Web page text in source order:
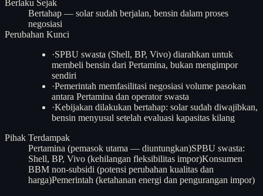
Berlaku Sejak
Bertahap — solar sudah berjalan, bensin dalam proses
negosiasi
Perubahan Kunci
·SPBU swasta (Shell, BP, Vivo) diarahkan untuk
membeli bensin dari Pertamina, bukan mengimpor
sendiri
·Pemerintah memfasilitasi negosiasi volume pasokan
antara Pertamina dan operator swasta
·Kebijakan dilakukan bertahap: solar sudah diwajibkan,
bensin menyusul setelah evaluasi kapasitas kilang
Pihak Terdampak
Pertamina (pemasok utama — diuntungkan)SPBU swasta:
Shell, BP, Vivo (kehilangan fleksibilitas impor)Konsumen
BBM non-subsidi (potensi perubahan kualitas dan
harga)Pemerintah (ketahanan energi dan pengurangan impor)